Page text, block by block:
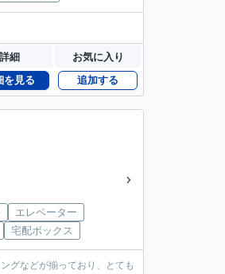
詳細 お気に入り
を見る 追加する
エレベーター
宅配ボックス
グなどが揃っており、とても